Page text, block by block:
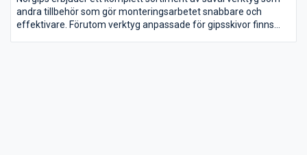
andra tillbehör som gör monteringsarbetet snabbare och
effektivare. Förutom verktyg anpassade för gipsskivor finns